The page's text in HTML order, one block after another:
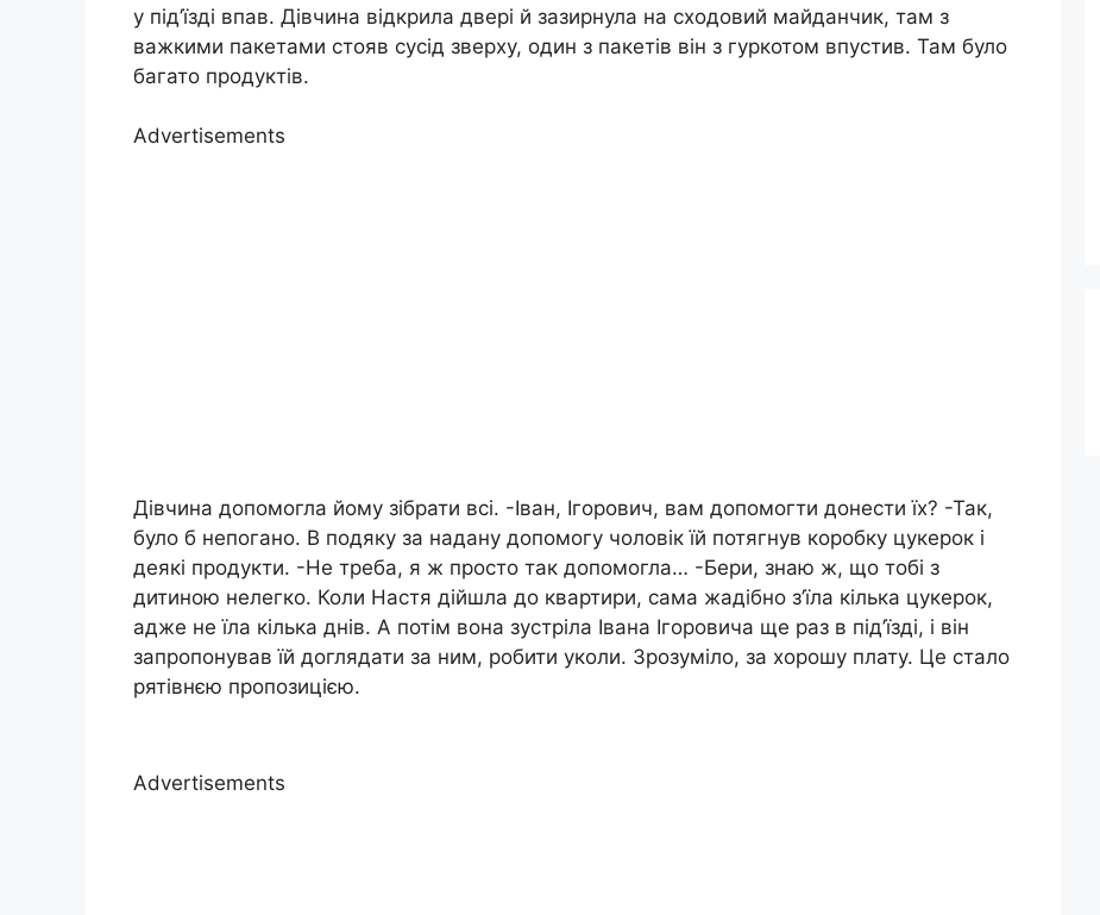
у під’їзді впав. Дівчина відкрила двері й зазирнула на сходовий майданчик, там з
важкими пакетами стояв сусід зверху, один з пакетів він з гуркотом впустив. Там було
багато продуктів.
Advertisements
Дівчина допомогла йому зібрати всі. -Іван, Ігорович, вам допомогти донести їх? -Так,
було б непогано. В подяку за надану допомогу чоловік їй потягнув коробку цукерок і
деякі продукти. -Не треба, я ж просто так допомогла… -Бери, знаю ж, що тобі з
дитиною нелегко. Коли Настя дійшла до квартири, сама жадібно з’їла кілька цукерок,
адже не їла кілька днів. А потім вона зустріла Івана Ігоровича ще раз в під’їзді, і він
запропонував їй доглядати за ним, робити уколи. Зрозуміло, за хорошу плату. Це стало
рятівнєю пропозицією.
Advertisements